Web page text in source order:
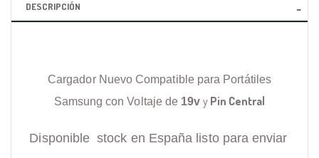
DESCRIPCIÓN
Cargador Nuevo Compatible para Portátiles
Samsung con Voltaje de 19v y Pin Central
Disponible stock en España listo para enviar